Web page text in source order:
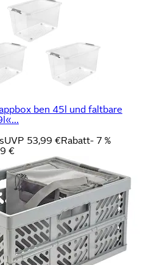
ben 45l und faltbare
UVP 53,99 €Rabatt- 7 %
€